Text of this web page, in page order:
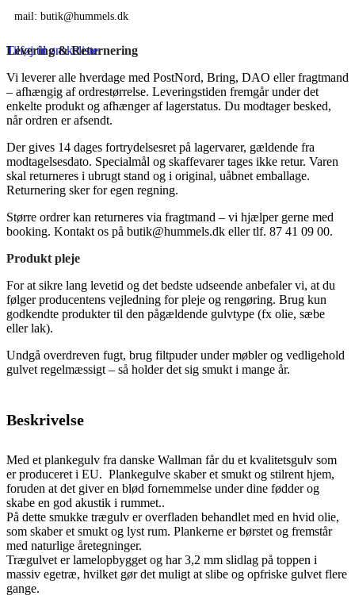
mail: butik@hummels.dk
Tilføj til ønskeliste
Levering & Returnering
Vi leverer alle hverdage med PostNord, Bring, DAO eller fragtmand
– afhængig af ordrestørrelse. Leveringstiden fremgår under det
enkelte produkt og afhænger af lagerstatus. Du modtager besked,
når ordren er afsendt.
Der gives 14 dages fortrydelsesret på lagervarer, gældende fra
modtagelsesdato. Specialmål og skaffevarer tages ikke retur. Varen
skal returneres i ubrugt stand og i original, uåbnet emballage.
Returnering sker for egen regning.
Større ordrer kan returneres via fragtmand – vi hjælper gerne med
booking. Kontakt os på butik@hummels.dk eller tlf. 87 41 09 00.
Produkt pleje
For at sikre lang levetid og det bedste udseende anbefaler vi, at du
følger producentens vejledning for pleje og rengøring. Brug kun
godkendte produkter til den pågældende gulvtype (fx olie, sæbe
eller lak).
Undgå overdreven fugt, brug filtpuder under møbler og vedligehold
gulvet regelmæssigt – så holder det sig smukt i mange år.
Beskrivelse
Med et plankegulv fra danske Wallman får du et kvalitetsgulv som
er produceret i EU. Plankegulve skaber et smukt og stilrent hjem,
foruden at det giver en blød fornemmelse under dine fødder og
skabe en god akustik i rummet..
På dette smukke trægulv er overfladen behandlet med en hvid olie,
som skaber et smukt og lyst rum. Plankerne er børstet og fremstår
med naturlige åretegninger.
Trægulvet er lamelopbygget og har 3,2 mm slidlag på toppen i
massiv egetræ, hvilket gør det muligt at slibe og opfriske gulvet flere
gange.